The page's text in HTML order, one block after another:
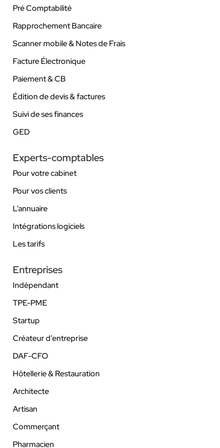
Pré Comptabilité
Rapprochement Bancaire
Scanner mobile & Notes de Frais
Facture Électronique
Paiement & CB
Édition de devis & factures
Suivi de ses finances
GED
Experts-comptables
Pour votre cabinet
Pour vos clients
L’annuaire
Intégrations logiciels
Les tarifs
Entreprises
Indépendant
TPE-PME
Startup
Créateur d’entreprise
DAF-CFO
Hôtellerie & Restauration
Architecte
Artisan
Commerçant
Pharmacien